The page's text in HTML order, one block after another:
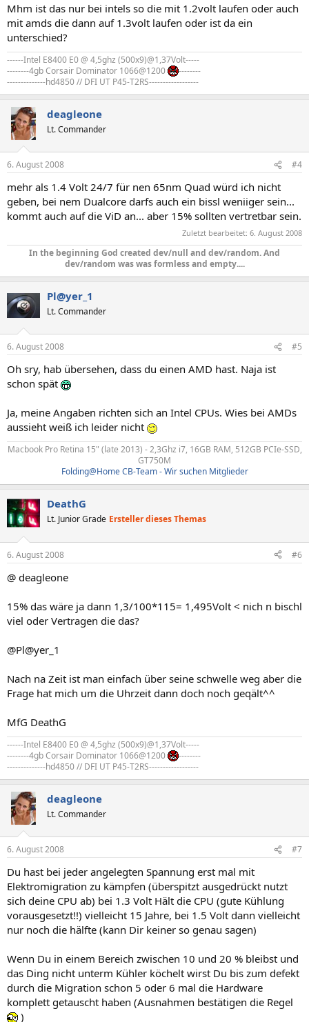
Mhm ist das nur bei intels so die mit 1.2volt laufen oder auch
mit amds die dann auf 1.3volt laufen oder ist da ein
unterschied?
------Intel E8400 E0 @ 4,5ghz (500x9)@1,37Volt-----
--------4gb Corsair Dominator 1066@1200
--------
--------------hd4850 // DFI UT P45-T2RS------------------
deagleone
Lt. Commander
6. August 2008 #4
mehr als 1.4 Volt 24/7 für nen 65nm Quad würd ich nicht
geben, bei nem Dualcore darfs auch ein bissl weniiger sein...
kommt auch auf die ViD an... aber 15% sollten vertretbar sein.
Zuletzt bearbeitet: 6. August 2008
In the beginning God created dev/null and dev/random. And
dev/random was was formless and empty....​
Pl@yer_1
Lt. Commander
6. August 2008 #5
Oh sry, hab übersehen, dass du einen AMD hast. Naja ist
schon spät
Ja, meine Angaben richten sich an Intel CPUs. Wies bei AMDs
aussieht weiß ich leider nicht
Macbook Pro Retina 15" (late 2013) - 2,3Ghz i7, 16GB RAM, 512GB PCIe-SSD,
GT750M​
Folding@Home CB-Team - Wir suchen Mitglieder
DeathG
Lt. Junior Grade Ersteller dieses Themas
6. August 2008 #6
@ deagleone
15% das wäre ja dann 1,3/100*115= 1,495Volt < nich n bischl
viel oder Vertragen die das?
@Pl@yer_1
Nach na Zeit ist man einfach über seine schwelle weg aber die
Frage hat mich um die Uhrzeit dann doch noch geqält^^
MfG DeathG
------Intel E8400 E0 @ 4,5ghz (500x9)@1,37Volt-----
--------4gb Corsair Dominator 1066@1200
--------
--------------hd4850 // DFI UT P45-T2RS------------------
deagleone
Lt. Commander
6. August 2008 #7
Du hast bei jeder angelegten Spannung erst mal mit
Elektromigration zu kämpfen (überspitzt ausgedrückt nutzt
sich deine CPU ab) bei 1.3 Volt Hält die CPU (gute Kühlung
vorausgesetzt!!) vielleicht 15 Jahre, bei 1.5 Volt dann vielleicht
nur noch die hälfte (kann Dir keiner so genau sagen)
Wenn Du in einem Bereich zwischen 10 und 20 % bleibst und
das Ding nicht unterm Kühler köchelt wirst Du bis zum defekt
durch die Migration schon 5 oder 6 mal die Hardware
komplett getauscht haben (Ausnahmen bestätigen die Regel
)